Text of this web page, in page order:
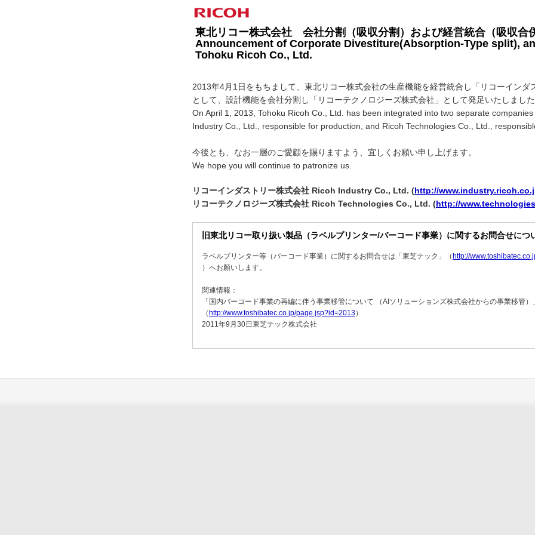
東北リコー株式会社 会社分割（吸収分割）および経営統合（吸収合
Announcement of Corporate Divestiture(Absorption-Type split),
Tohoku Ricoh Co., Ltd.
2013年4月1日をもちまして、東北リコー株式会社の生産機能を経営統合し「リコーインダ
として、設計機能を会社分割し「リコーテクノロジーズ株式会社」として発足いたしまし
On April 1, 2013, Tohoku Ricoh Co., Ltd. has been integrated into two separate
Industry Co., Ltd., responsible for production, and Ricoh Technologies Co., Ltd.,
今後とも、なお一層のご愛顧を賜りますよう、宜しくお願い申し上げます。
We hope you will continue to patronize us.
リコーインダストリー株式会社 Ricoh Industry Co., Ltd. (http://
リコーテクノロジーズ株式会社 Ricoh Technologies Co., Ltd. (http://
旧東北リコー取り扱い製品（ラベルプリンター/バーコード事業）に関するお問合せにつ
ラベルプリンター等（バーコード事業）に関するお問合せは「東芝テック」（ http://
）へお願いします。
関連情報：
「国内バーコード事業の再編に伴う事業移管について （AIソリューションズ株式会社からの事業移管）
（ http://www.toshibatec.co.jp/page.jsp?id=2013）
2011年9月30日東芝テック株式会社